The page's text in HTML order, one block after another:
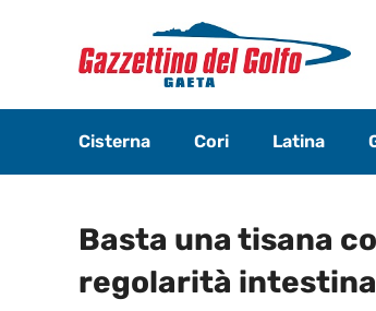
contenuto
Cisterna Cori Latina
Basta una tisana
regolarità